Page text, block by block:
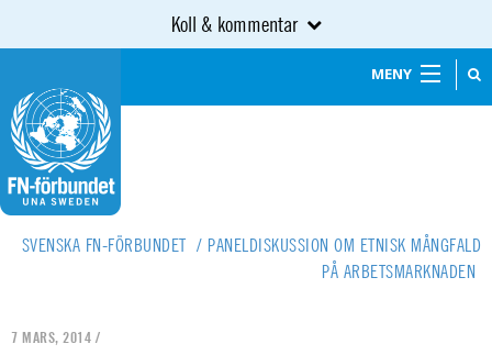
Koll & kommentar
MENY
SVENSKA FN-FÖRBUNDET / PANELDISKUSSION OM ETNISK MÅNGFALD
PÅ ARBETSMARKNADEN
7 MARS, 2014 /